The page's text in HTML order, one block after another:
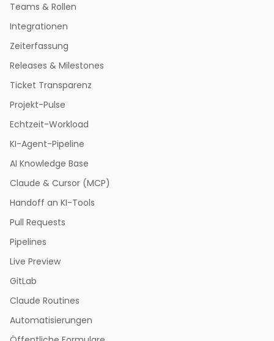
Teams & Rollen
Integrationen
Zeiterfassung
Releases & Milestones
Ticket Transparenz
Projekt-Pulse
Echtzeit-Workload
KI-Agent-Pipeline
AI Knowledge Base
Claude & Cursor (MCP)
Handoff an KI-Tools
Pull Requests
Pipelines
Live Preview
GitLab
Claude Routines
Automatisierungen